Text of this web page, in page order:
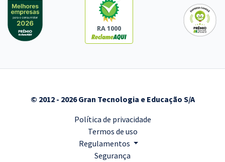
RA 1000
© 2012 - 2026 Gran Tecnologia e Educação S/A
Política de privacidade
Termos de uso
Regulamentos
Segurança